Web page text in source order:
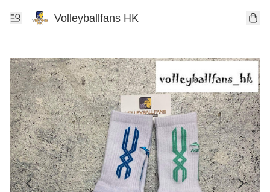
Volleyballfans HK